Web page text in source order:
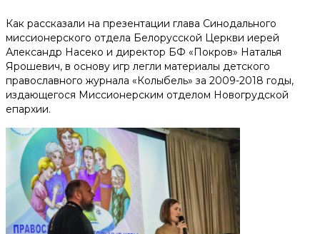
Телефоны доверия для будущих мам:
+375 44 770 80 20
Наши соц. сети
Как рассказали на презентации глава Синодального
миссионерского отдела Белорусской Церкви иерей
Александр Насеко и директор БФ «Покров» Наталья
Ярошевич, в основу игр легли материалы детского
православного журнала «Колыбель» за 2009-2018 годы,
издающегося Миссионерским отделом Новогрудской
епархии.